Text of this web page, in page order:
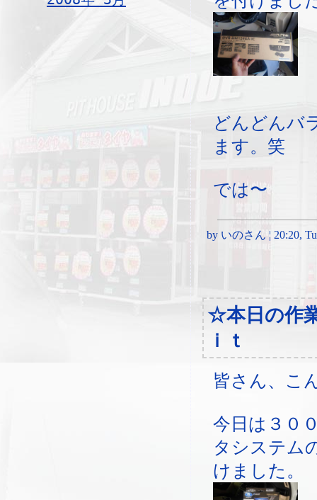
どんどんバ
ます。笑
では〜
by いのさん ¦ 20:20,
☆本日の作
ｉｔ
皆さん、こ
今日は３０
タシステム
けました。